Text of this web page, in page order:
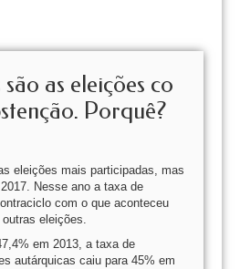
as eleições co
Porquê?
eleições mais participadas, mas
Nesse ano a taxa de
com o que aconteceu
eleições.
em 2013, a taxa de
autárquicas caiu para 45% em